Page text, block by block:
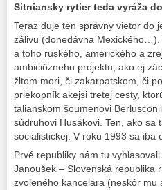
Sitniansky rytier teda vyráža
Teraz duje ten správny vietor do
zálivu (donedávna
a toho ruského, amerického a
ambiciózneho projektu, ako ej
žltom mori, či zakarpatskom, či
priekopník akejsi tretej cesty,
talianskom šoumenovi
súdruhovi Husákovi. Ten, ako sa
socialistickej. V roku 1993 sa iba
Prvé republiky nám tu
Janoušek – Slovenská republika
zvoleného kancelára (neskôr